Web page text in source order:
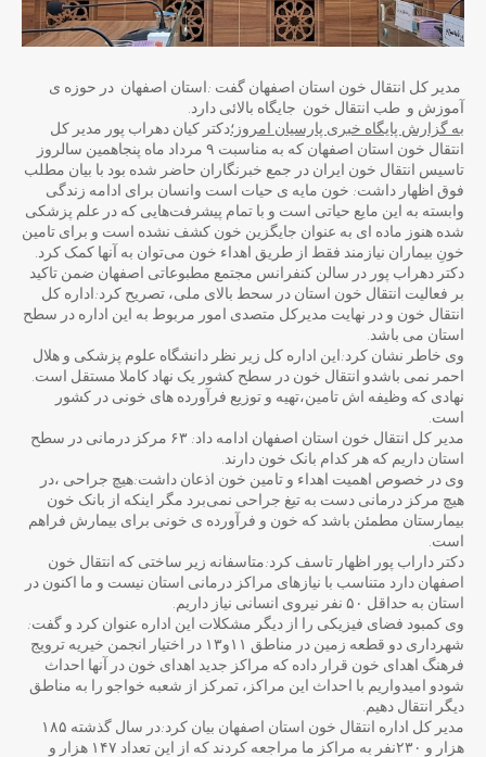
مدیر کل انتقال خون استان اصفهان گفت :استان اصفهان در حوزه ی
آموزش و طب انتقال خون جایگاه بالائی دارد.
به گزارش پایگاه خبری پارسیان امروز؛دکتر کیان دهراب پور مدیر کل
انتقال خون استان اصفهان که به مناسبت ۹ مرداد ماه پنجاهمین سالروز
تاسیس انتقال خون ایران در جمع خبرنگاران حاضر شده بود با بیان مطلب
فوق اظهار داشت: خون مایه ی حیات است وانسان برای ادامه زندگی
وابسته به این مایع حیاتی است و با تمام پیشرفت‌هایی که در علم پزشکی
شده هنوز ماده ای به عنوان جایگزین خون کشف نشده است و برای تامین
خونِ بیماران نیازمند فقط از طریق اهداء خون می‌توان به آنها کمک کرد.
دکتر دهراب پور در سالن کنفرانس مجتمع مطبوعاتی اصفهان ضمن تاکید
بر فعالیت انتقال خون استان در سحط بالای ملی، تصریح کرد:اداره کل
انتقال خون و در نهایت مدیرکل متصدی امور مربوط به این اداره در سطح
استان می باشد.
وی خاطر نشان کرد:این اداره کل زیر نظر دانشگاه علوم پزشکی و هلال
احمر نمی باشدو انتقال خون در سطح کشور یک نهاد کاملا مستقل است.
نهادی که وظیفه اش تامین،تهیه و توزیع فرآورده های خونی در کشور
است.
مدیر کل انتقال خون استان اصفهان ادامه داد: ۶۳ مرکز درمانی در سطح
استان داریم که هر کدام بانک خون دارند.
وی در خصوص اهمیت اهداء و تامین خون اذعان داشت:هیچ جراحی ،در
هیچ مرکز درمانی دست به تیغ جراحی نمی‌برد مگر اینکه از بانک خون
بیمارستان مطمئن باشد که خون و فرآورده ی خونی برای بیمارش فراهم
است.
دکتر داراب پور اظهار تاسف کرد:متاسفانه زیر ساختی که انتقال خون
اصفهان دارد متناسب با نیازهای مراکز درمانی استان نیست و ما اکنون در
استان به حداقل ۵۰ نفر نیروی انسانی نیاز داریم.
وی کمبود فضای فیزیکی را از دیگر مشکلات این اداره عنوان کرد و گفت:
شهرداری دو قطعه زمین در مناطق ۱۱و۱۳ در اختیار انجمن خیریه ترویج
فرهنگ اهدای خون قرار داده که مراکز جدید اهدای خون در آنها احداث
شودو امیدواریم با احداث این مراکز، تمرکز از شعبه خواجو را به مناطق
دیگر انتقال دهیم.
مدیر کل اداره انتقال خون استان اصفهان بیان کرد:در سال گذشته ۱۸۵
هزار و ۲۳۰نفر به مراکز ما مراجعه کردند که از این تعداد ۱۴۷ هزار و